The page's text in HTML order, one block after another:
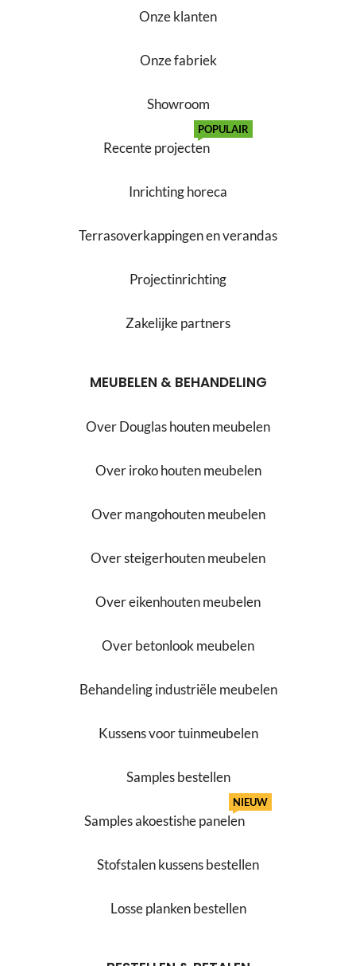
Onze klanten
Onze fabriek
Showroom
Recente projecten
POPULAIR
Inrichting horeca
Terrasoverkappingen en verandas
Projectinrichting
Zakelijke partners
MEUBELEN & BEHANDELING
Over Douglas houten meubelen
Over iroko houten meubelen
Over mangohouten meubelen
Over steigerhouten meubelen
Over eikenhouten meubelen
Over betonlook meubelen
Behandeling industriële meubelen
Kussens voor tuinmeubelen
Samples bestellen
Samples akoestishe panelen
NIEUW
Stofstalen kussens bestellen
Losse planken bestellen